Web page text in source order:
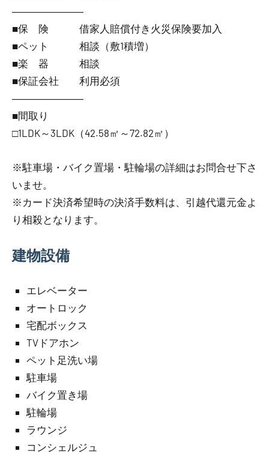
―――――――
■保 険 借家人賠償付き火災保険要加入
■ペット 相談（敷1積増）
■楽 器 相談
■保証会社 利用必須
―――――――
■間取り
□1LDK～3LDK（42.58㎡～72.82㎡）
※駐車場・バイク置場・駐輪場の詳細はお問合せ下さ
いませ。
※カード決済希望時の決済手数料は、引越代還元金よ
り相殺となります。
建物設備
エレベーター
オートロック
宅配ボックス
TVドアホン
ペット足洗い場
駐車場
バイク置き場
駐輪場
ラウンジ
コンシェルジュ